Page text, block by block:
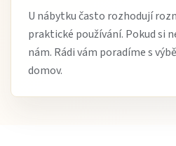
U nábytku často rozhodují
praktické používání. Pokud si
nám. Rádi vám poradíme s
domov.